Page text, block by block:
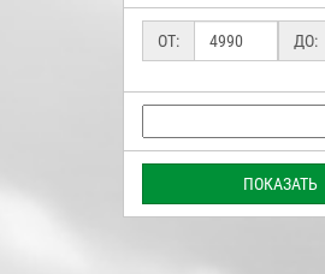
ОТ: ДО:
ПОКАЗАТЬ